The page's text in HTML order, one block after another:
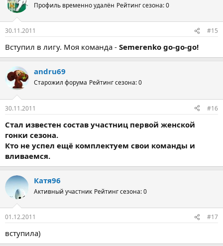
Профиль временно удалён Рейтинг сезона: 0
30.11.2011 #15
Вступил в лигу. Моя команда - Semerenko go-go-go!
andru69
Старожил форума Рейтинг сезона: 0
30.11.2011 #16
Стал известен состав участниц первой женской
гонки сезона.
Кто не успел ещё комплектуем свои команды и
вливаемся.
Катя96
Активный участник Рейтинг сезона: 0
01.12.2011 #17
вступила)